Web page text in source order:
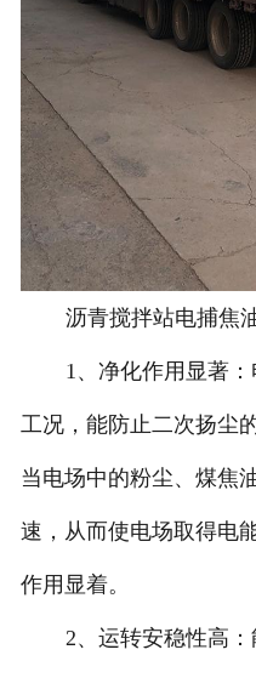
沥青搅拌站电捕焦
1、净化作用显著
工况，能防止二次扬尘
当电场中的粉尘、煤焦
速，从而使电场取得电
作用显着。
2、运转安稳性高